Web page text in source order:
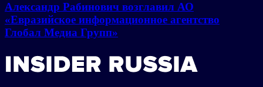
Александр Рабинович возглавил АО
«Евразийское информационное агентство
Глобал Медиа Групп»